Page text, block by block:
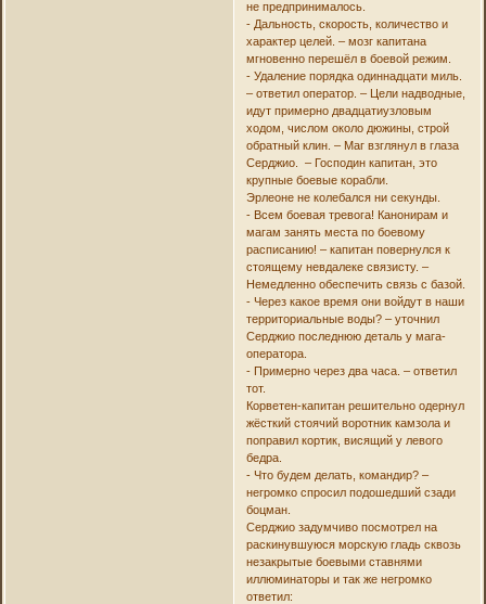
не предпринималось.
- Дальность, скорость, количество и
характер целей. – мозг капитана
мгновенно перешёл в боевой режим.
- Удаление порядка одиннадцати миль.
– ответил оператор. – Цели надводные,
идут примерно двадцатиузловым
ходом, числом около дюжины, строй
обратный клин. – Маг взглянул в глаза
Серджио. – Господин капитан, это
крупные боевые корабли.
Эрлеоне не колебался ни секунды.
- Всем боевая тревога! Канонирам и
магам занять места по боевому
расписанию! – капитан повернулся к
стоящему невдалеке связисту. –
Немедленно обеспечить связь с базой.
- Через какое время они войдут в наши
территориальные воды? – уточнил
Серджио последнюю деталь у мага-
оператора.
- Примерно через два часа. – ответил
тот.
Корветен-капитан решительно одернул
жёсткий стоячий воротник камзола и
поправил кортик, висящий у левого
бедра.
- Что будем делать, командир? –
негромко спросил подошедший сзади
боцман.
Серджио задумчиво посмотрел на
раскинувшуюся морскую гладь сквозь
незакрытые боевыми ставнями
иллюминаторы и так же негромко
ответил: